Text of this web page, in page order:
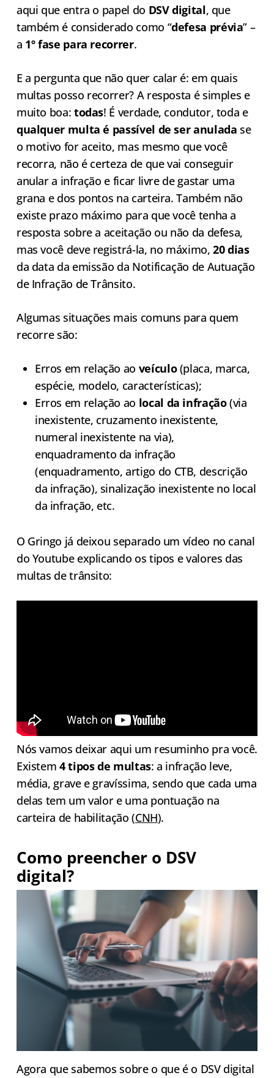
aqui que entra o papel do DSV digital, que
também é considerado como “defesa prévia” –
a 1º fase para recorrer.
E a pergunta que não quer calar é: em quais
multas posso recorrer? A resposta é simples e
muito boa: todas! É verdade, condutor, toda e
qualquer multa é passível de ser anulada se
o motivo for aceito, mas mesmo que você
recorra, não é certeza de que vai conseguir
anular a infração e ficar livre de gastar uma
grana e dos pontos na carteira. Também não
existe prazo máximo para que você tenha a
resposta sobre a aceitação ou não da defesa,
mas você deve registrá-la, no máximo,20 dias
da data da emissão da Notificação de Autuação
de Infração de Trânsito.
Algumas situações mais comuns para quem
recorre são:
Erros em relação ao veículo(placa, marca,
espécie, modelo, características);
Erros em relação ao local da infração(via
inexistente, cruzamento inexistente,
numeral inexistente na via),
enquadramento da infração
(enquadramento, artigo do CTB, descrição
da infração), sinalização inexistente no local
da infração, etc.
O Gringo já deixou separado um vídeo no canal
do Youtube explicando os tipos e valores das
multas de trânsito:
Nós vamos deixar aqui um resuminho pra você.
Existem 4 tipos de multas: a infração leve,
média, grave e gravíssima, sendo que cada uma
delas tem um valor e uma pontuação na
carteira de habilitação (CNH).
Como preencher o DSV
digital?
Agora que sabemos sobre o que é o DSV digital